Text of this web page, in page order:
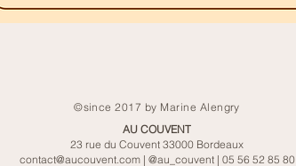
©since 2017 by Marine Alengry
AU COUVENT
23 rue du Couvent 33000 Bordeaux
contact@aucouvent.com | @au_couvent | 05 56 52 85 80